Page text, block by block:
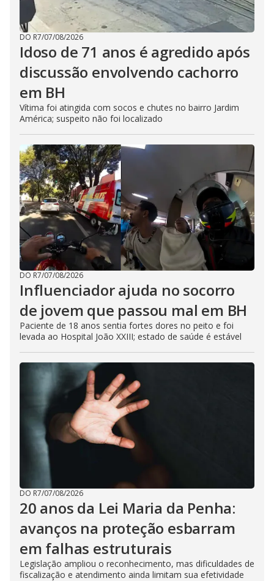
DO R7/07/08/2026
Idoso de 71 anos é agredido após
discussão envolvendo cachorro
em BH
Vítima foi atingida com socos e chutes no bairro Jardim
América; suspeito não foi localizado
DO R7/07/08/2026
Influenciador ajuda no socorro
de jovem que passou mal em BH
Paciente de 18 anos sentia fortes dores no peito e foi
levada ao Hospital João XXIII; estado de saúde é estável
DO R7/07/08/2026
20 anos da Lei Maria da Penha:
avanços na proteção esbarram
em falhas estruturais
Legislação ampliou o reconhecimento, mas dificuldades de
fiscalização e atendimento ainda limitam sua efetividade